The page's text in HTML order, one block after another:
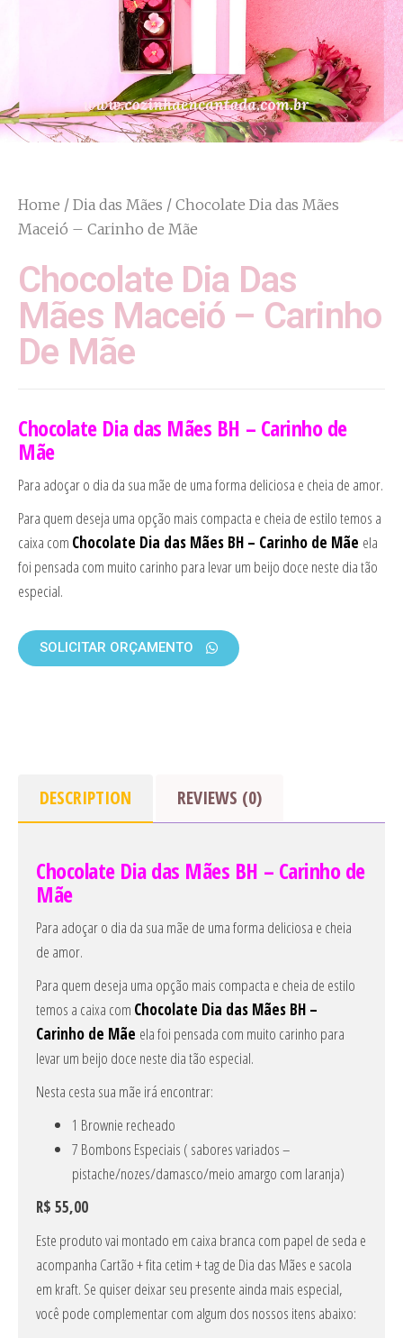
Home / Dia das Mães / Chocolate Dia das Mães
Maceió – Carinho de Mãe
Chocolate Dia Das
Mães Maceió – Carinho
De Mãe
Chocolate Dia das Mães BH – Carinho de
Mãe
Para adoçar o dia da sua mãe de uma forma deliciosa e cheia de amor.
Para quem deseja uma opção mais compacta e cheia de estilo temos a
caixa com Chocolate Dia das Mães BH – Carinho de Mãe ela
foi pensada com muito carinho para levar um beijo doce neste dia tão
especial.
SOLICITAR ORÇAMENTO
DESCRIPTION REVIEWS (0)
Chocolate Dia das Mães BH – Carinho de
Mãe
Para adoçar o dia da sua mãe de uma forma deliciosa e cheia
de amor.
Para quem deseja uma opção mais compacta e cheia de estilo
temos a caixa com Chocolate Dia das Mães BH –
Carinho de Mãe ela foi pensada com muito carinho para
levar um beijo doce neste dia tão especial.
Nesta cesta sua mãe irá encontrar:
1 Brownie recheado
7 Bombons Especiais ( sabores variados –
pistache/nozes/damasco/meio amargo com laranja)
R$ 55,00
Este produto vai montado em caixa branca com papel de seda e
acompanha Cartão + fita cetim + tag de Dia das Mães e sacola
em kraft. Se quiser deixar seu presente ainda mais especial,
você pode complementar com algum dos nossos itens abaixo: